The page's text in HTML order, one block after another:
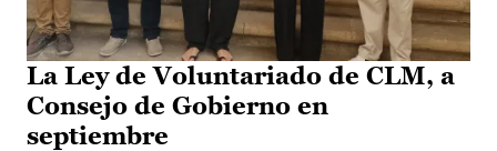
La Ley de Voluntariado de CLM, a
Consejo de Gobierno en
septiembre